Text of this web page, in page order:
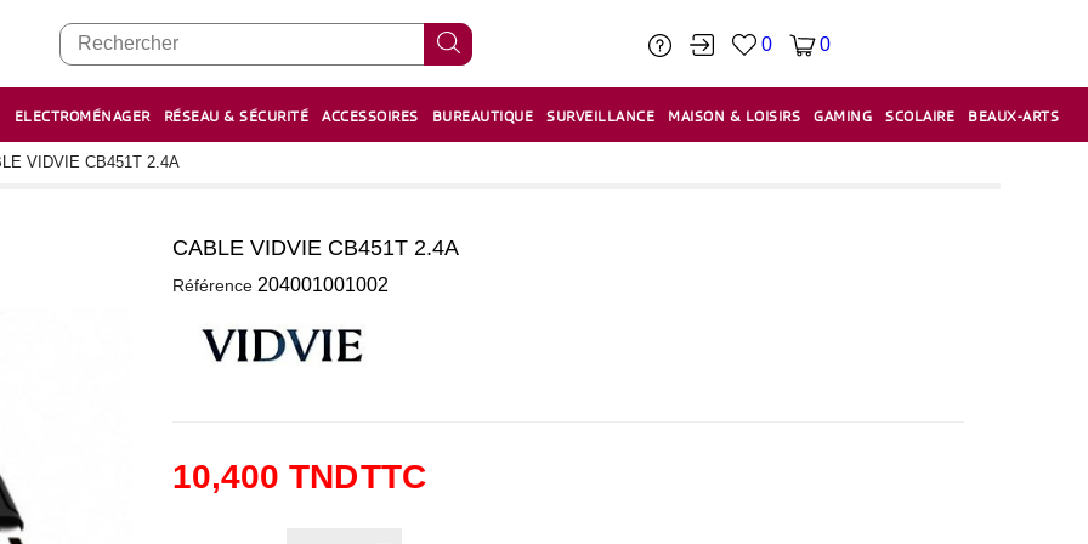
0 0
ELECTROMÉNAGER RÉSEAU & SÉCURITÉ ACCESSOIRES BUREAUTIQUE SURVEILLANCE MAISON & LOISIRS GAMING SCOLAIRE BEAUX-ARTS
VIDVIE CB451T 2.4A
CABLE VIDVIE CB451T 2.4A
Référence 204001001002
10,400 TNDTTC